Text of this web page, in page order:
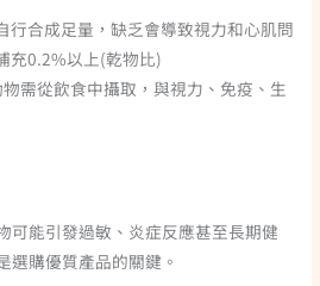
行合成足量，缺乏會導致視力和心肌問
充0.2%以上(乾物比)
需從飲食中攝取，與視力、免疫、生
可能引發過敏、炎症反應甚至長期健
選購優質產品的關鍵。